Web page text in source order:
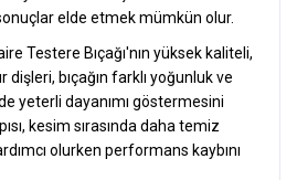
elde etmek mümkün olur.
Testere Bıçağı'nın yüksek kaliteli,
dişleri, bıçağın farklı yoğunluk ve
yeterli dayanımı göstermesini
kesim sırasında daha temiz
olurken performans kaybını